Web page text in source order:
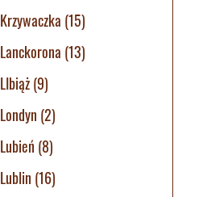
Krzywaczka (15)
Lanckorona (13)
LIbiąż(9)
Londyn (2)
Lubień (8)
Lublin (16)